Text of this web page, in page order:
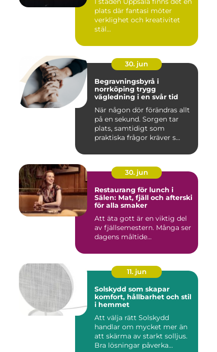
plats där fantasi möter
verklighet och kreativitet
stäl...
30. jun
Begravningsbyrå i
norrköping trygg
vägledning i en svår tid
När någon dör förändras allt
på en sekund. Sorgen tar
plats, samtidigt som
praktiska frågor kräver s...
30. jun
Restaurang för lunch i
Sälen: Mat, fjäll och afterski
för alla smaker
Att äta gott är en viktig del
av fjällsemestern. Många ser
dagens måltide...
11. jun
Solskydd som skapar
komfort, hållbarhet och stil
i hemmet
Att välja rätt Solskydd
handlar om mycket mer än
att skärma av starkt solljus.
Bra lösningar påverka...